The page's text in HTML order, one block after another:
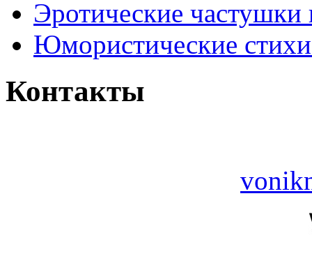
Эротические
Юмористические
Контакты